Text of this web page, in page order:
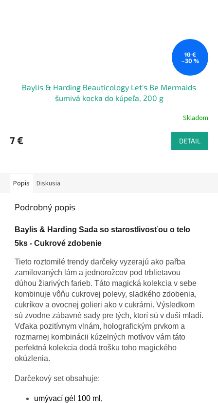
10 €
–30 %
Baylis & Harding Beauticology Let's Be Mermaids
šumivá kocka do kúpeľa, 200 g
Skladom
7 € DETAIL
Popis Diskusia
Podrobný popis
Baylis & Harding Sada so starostlivosťou o telo
5ks - Cukrové zdobenie
Tieto roztomilé trendy darčeky vyzerajú ako pařba
zamilovaných lám a jednorožcov pod trblietavou
dúhou žiarivých farieb. Táto magická kolekcia v sebe
kombinuje vôňu cukrovej polevy, sladkého zdobenia,
cukríkov a ovocnej golieri ako v cukrárni. Výsledkom
sú zvodne zábavné sady pre tých, ktorí sú v duši mladí.
Vďaka pozitívnym vlnám, holografickým prvkom a
rozmarnej kombinácii kúzelných motívov vám táto
perfektná kolekcia dodá trošku toho magického
okúzlenia.
Darčekový set obsahuje:
umývací gél 100 ml,